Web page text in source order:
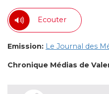
Ecouter
Emission: Le Journal des
Chronique Médias de